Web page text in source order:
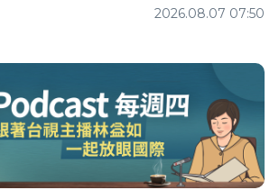
2026.08.07 07:50